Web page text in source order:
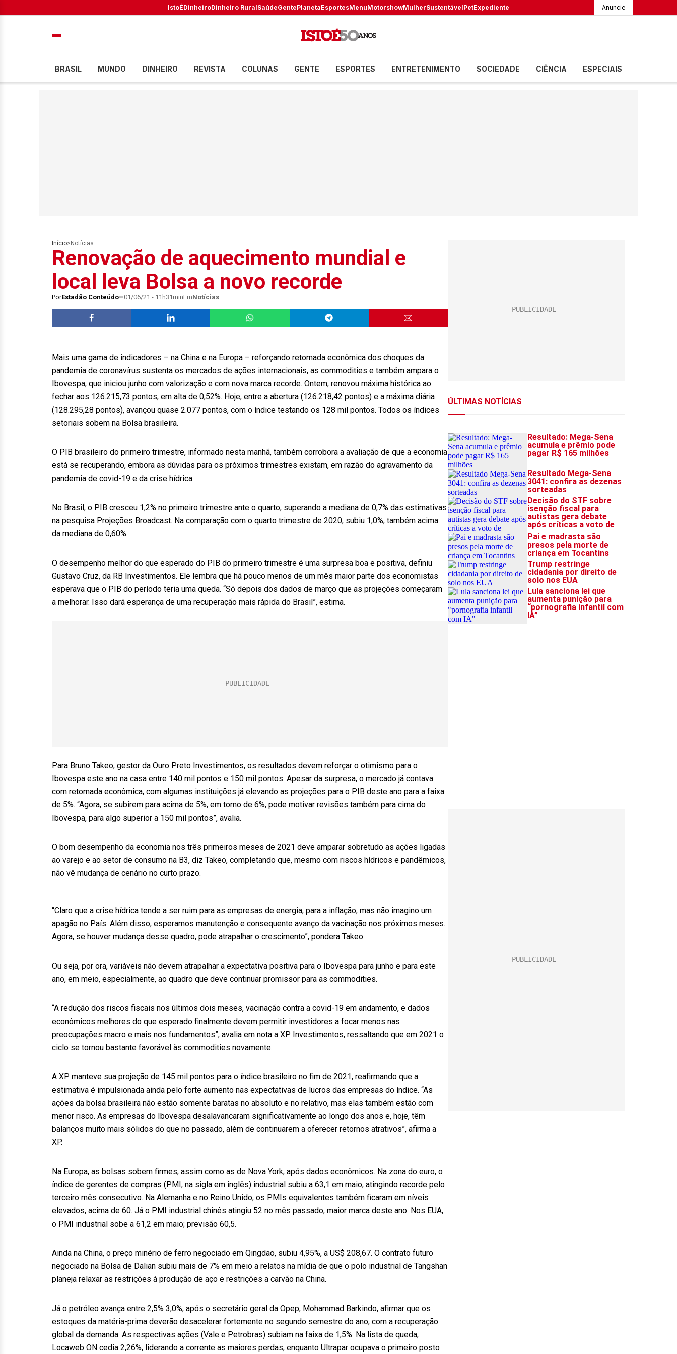
IstoÉDinheiroDinheiro RuralSaúdeGentePlanetaEsportesMenuMotorshowMulherSustentávelPetExpediente Anuncie
BRASIL MUNDO DINHEIRO REVISTA COLUNAS GENTE ESPORTES ENTRETENIMENTO SOCIEDADE CIÊNCIA ESPECIAIS
Início> Notícias
Renovação de aquecimento mundial e
local leva Bolsa a novo recorde
PorEstadão Conteúdo 01/06/21 - 11h31minEmNotícias
Mais uma gama de indicadores – na China e na Europa – reforçando retomada econômica dos choques da
pandemia de coronavírus sustenta os mercados de ações internacionais, as commodities e também ampara o
Ibovespa, que iniciou junho com valorização e com nova marca recorde. Ontem, renovou máxima histórica ao
fechar aos 126.215,73 pontos, em alta de 0,52%. Hoje, entre a abertura (126.218,42 pontos) e a máxima diária
(128.295,28 pontos), avançou quase 2.077 pontos, com o índice testando os 128 mil pontos. Todos os índices
setoriais sobem na Bolsa brasileira.
O PIB brasileiro do primeiro trimestre, informado nesta manhã, também corrobora a avaliação de que a economia
está se recuperando, embora as dúvidas para os próximos trimestres existam, em razão do agravamento da
pandemia de covid-19 e da crise hídrica.
No Brasil, o PIB cresceu 1,2% no primeiro trimestre ante o quarto, superando a mediana de 0,7% das estimativas
na pesquisa Projeções Broadcast. Na comparação com o quarto trimestre de 2020, subiu 1,0%, também acima
da mediana de 0,60%.
O desempenho melhor do que esperado do PIB do primeiro trimestre é uma surpresa boa e positiva, definiu
Gustavo Cruz, da RB Investimentos. Ele lembra que há pouco menos de um mês maior parte dos economistas
esperava que o PIB do período teria uma queda. “Só depois dos dados de março que as projeções começaram
a melhorar. Isso dará esperança de uma recuperação mais rápida do Brasil”, estima.
Para Bruno Takeo, gestor da Ouro Preto Investimentos, os resultados devem reforçar o otimismo para o
Ibovespa este ano na casa entre 140 mil pontos e 150 mil pontos. Apesar da surpresa, o mercado já contava
com retomada econômica, com algumas instituições já elevando as projeções para o PIB deste ano para a faixa
de 5%. “Agora, se subirem para acima de 5%, em torno de 6%, pode motivar revisões também para cima do
Ibovespa, para algo superior a 150 mil pontos”, avalia.
O bom desempenho da economia nos três primeiros meses de 2021 deve amparar sobretudo as ações ligadas
ao varejo e ao setor de consumo na B3, diz Takeo, completando que, mesmo com riscos hídricos e pandêmicos,
não vê mudança de cenário no curto prazo.
“Claro que a crise hídrica tende a ser ruim para as empresas de energia, para a inflação, mas não imagino um
apagão no País. Além disso, esperamos manutenção e consequente avanço da vacinação nos próximos meses.
Agora, se houver mudança desse quadro, pode atrapalhar o crescimento”, pondera Takeo.
Ou seja, por ora, variáveis não devem atrapalhar a expectativa positiva para o Ibovespa para junho e para este
ano, em meio, especialmente, ao quadro que deve continuar promissor para as commodities.
“A redução dos riscos fiscais nos últimos dois meses, vacinação contra a covid-19 em andamento, e dados
econômicos melhores do que esperado finalmente devem permitir investidores a focar menos nas
preocupações macro e mais nos fundamentos”, avalia em nota a XP Investimentos, ressaltando que em 2021 o
ciclo se tornou bastante favorável às commodities novamente.
A XP manteve sua projeção de 145 mil pontos para o índice brasileiro no fim de 2021, reafirmando que a
estimativa é impulsionada ainda pelo forte aumento nas expectativas de lucros das empresas do índice. “As
ações da bolsa brasileira não estão somente baratas no absoluto e no relativo, mas elas também estão com
menor risco. As empresas do Ibovespa desalavancaram significativamente ao longo dos anos e, hoje, têm
balanços muito mais sólidos do que no passado, além de continuarem a oferecer retornos atrativos”, afirma a
XP.
Na Europa, as bolsas sobem firmes, assim como as de Nova York, após dados econômicos. Na zona do euro, o
índice de gerentes de compras (PMI, na sigla em inglês) industrial subiu a 63,1 em maio, atingindo recorde pelo
terceiro mês consecutivo. Na Alemanha e no Reino Unido, os PMIs equivalentes também ficaram em níveis
elevados, acima de 60. Já o PMI industrial chinês atingiu 52 no mês passado, maior marca deste ano. Nos EUA,
o PMI industrial sobe a 61,2 em maio; previsão 60,5.
Ainda na China, o preço minério de ferro negociado em Qingdao, subiu 4,95%, a US$ 208,67. O contrato futuro
negociado na Bolsa de Dalian subiu mais de 7% em meio a relatos na mídia de que o polo industrial de Tangshan
planeja relaxar as restrições à produção de aço e restrições a carvão na China.
Já o petróleo avança entre 2,5% 3,0%, após o secretário geral da Opep, Mohammad Barkindo, afirmar que os
estoques da matéria-prima deverão desacelerar fortemente no segundo semestre do ano, com a recuperação
global da demanda. As respectivas ações (Vale e Petrobras) subiam na faixa de 1,5%. Na lista de queda,
Locaweb ON cedia 2,26%, liderando a corrente as maiores perdas, enquanto Ultrapar ocupava o primeiro posto